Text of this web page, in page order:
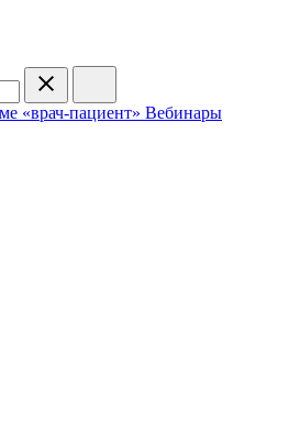
«врач-пациент» Вебинары